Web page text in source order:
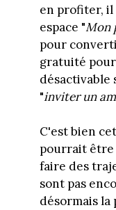
en profiter, il
espace "Mon
pour
gratuité
désactivable
"inviter un
C'est bien
pourrait être
faire des
sont pas
désormais